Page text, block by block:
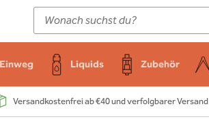
Einweg Liquids Zubehör
Versandkostenfrei ab €40 und verfolgbarer Versand
E-Zigarette
Einweg
Liquids
Zubehör
DIY